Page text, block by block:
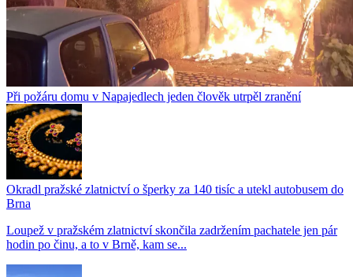
Při požáru domu v Napajedlech jeden člověk utrpěl zranění
Okradl pražské zlatnictví o šperky za 140 tisíc a utekl autobusem do
Brna
Loupež v pražském zlatnictví skončila zadržením pachatele jen pár
hodin po činu, a to v Brně, kam se...